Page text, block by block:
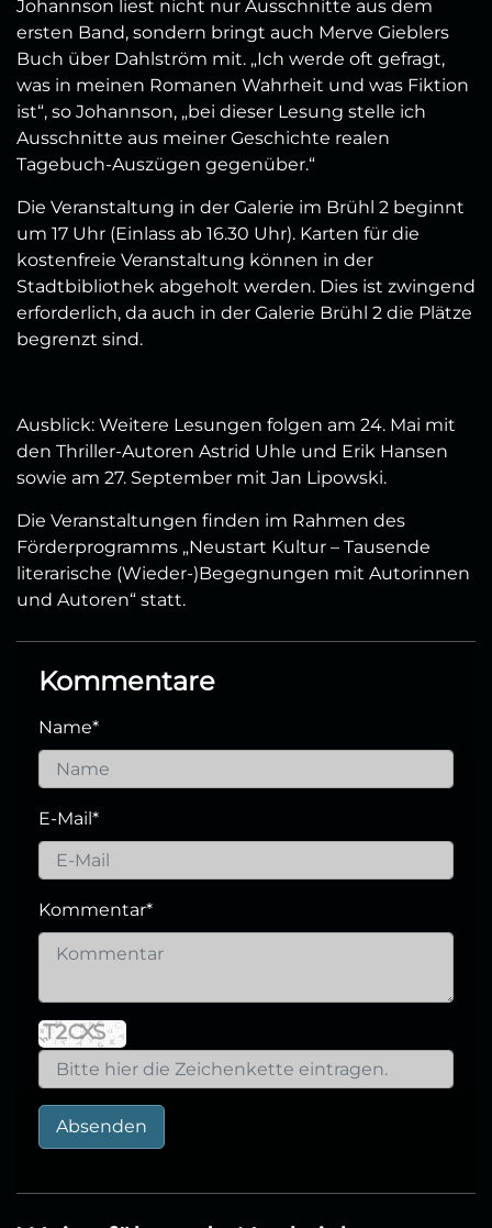
Johannson liest nicht nur Ausschnitte aus dem
ersten Band, sondern bringt auch Merve Gieblers
Buch über Dahlström mit. „Ich werde oft gefragt,
was in meinen Romanen Wahrheit und was Fiktion
ist“, so Johannson, „bei dieser Lesung stelle ich
Ausschnitte aus meiner Geschichte realen
Tagebuch-Auszügen gegenüber.“
Die Veranstaltung in der Galerie im Brühl 2 beginnt
um 17 Uhr (Einlass ab 16.30 Uhr). Karten für die
kostenfreie Veranstaltung können in der
Stadtbibliothek abgeholt werden. Dies ist zwingend
erforderlich, da auch in der Galerie Brühl 2 die Plätze
begrenzt sind.
Ausblick: Weitere Lesungen folgen am 24. Mai mit
den Thriller-Autoren Astrid Uhle und Erik Hansen
sowie am 27. September mit Jan Lipowski.
Die Veranstaltungen finden im Rahmen des
Förderprogramms „Neustart Kultur – Tausende
literarische (Wieder-)Begegnungen mit Autorinnen
und Autoren“ statt.
Kommentare
Name*
E-Mail*
Kommentar*
Absenden